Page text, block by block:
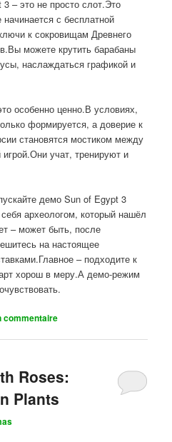
– это не просто слот.Это
с бесплатной
к сокровищам Древнего
можете крутить барабаны
наслаждаться графикой и
особенно ценно.В условиях,
формируется, а доверие к
становятся мостиком между
учат, тренируют и
демо Sun of Egypt 3
археологом, который нашёл
– может быть, после
на настоящее
– подходите к
хорош в меру.А демо-режим
commentaire
Roses:
Plants